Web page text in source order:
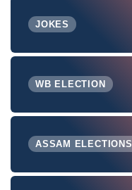
JOKES
WB ELECTION
ASSAM ELECTIONS